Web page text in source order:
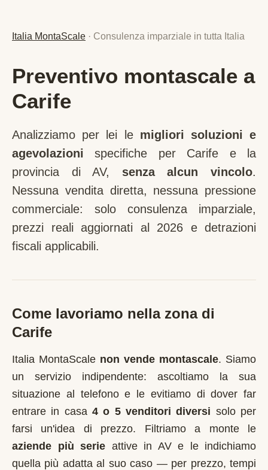
Italia MontaScale · Consulenza imparziale in tutta Italia
Preventivo montascale a
Carife
Analizziamo per lei le migliori soluzioni e
agevolazioni specifiche per Carife e la
provincia diAV, senza alcun vincolo.
Nessuna vendita diretta, nessuna pressione
commerciale: solo consulenza imparziale,
prezzi reali aggiornati al 2026 e detrazioni
fiscali applicabili.
Come lavoriamo nella zona di
Carife
Italia MontaScale non vende montascale. Siamo
un servizio indipendente: ascoltiamo la sua
situazione al telefono e le evitiamo di dover far
entrare in casa 4 o 5 venditori diversi solo per
farsi un'idea di prezzo. Filtriamo a monte le
aziende più serie attive in AVe le indichiamo
quella più adatta al suo caso — per prezzo, tempi